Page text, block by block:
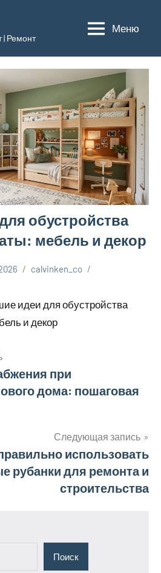
| Ремонт
Меню
обустройства
мебель и декор
calvinken_co
идеи для обустройства
и декор
при
дома: пошаговая
Следующая запись
использовать
рубанки для ремонта и
строительства
Поиск